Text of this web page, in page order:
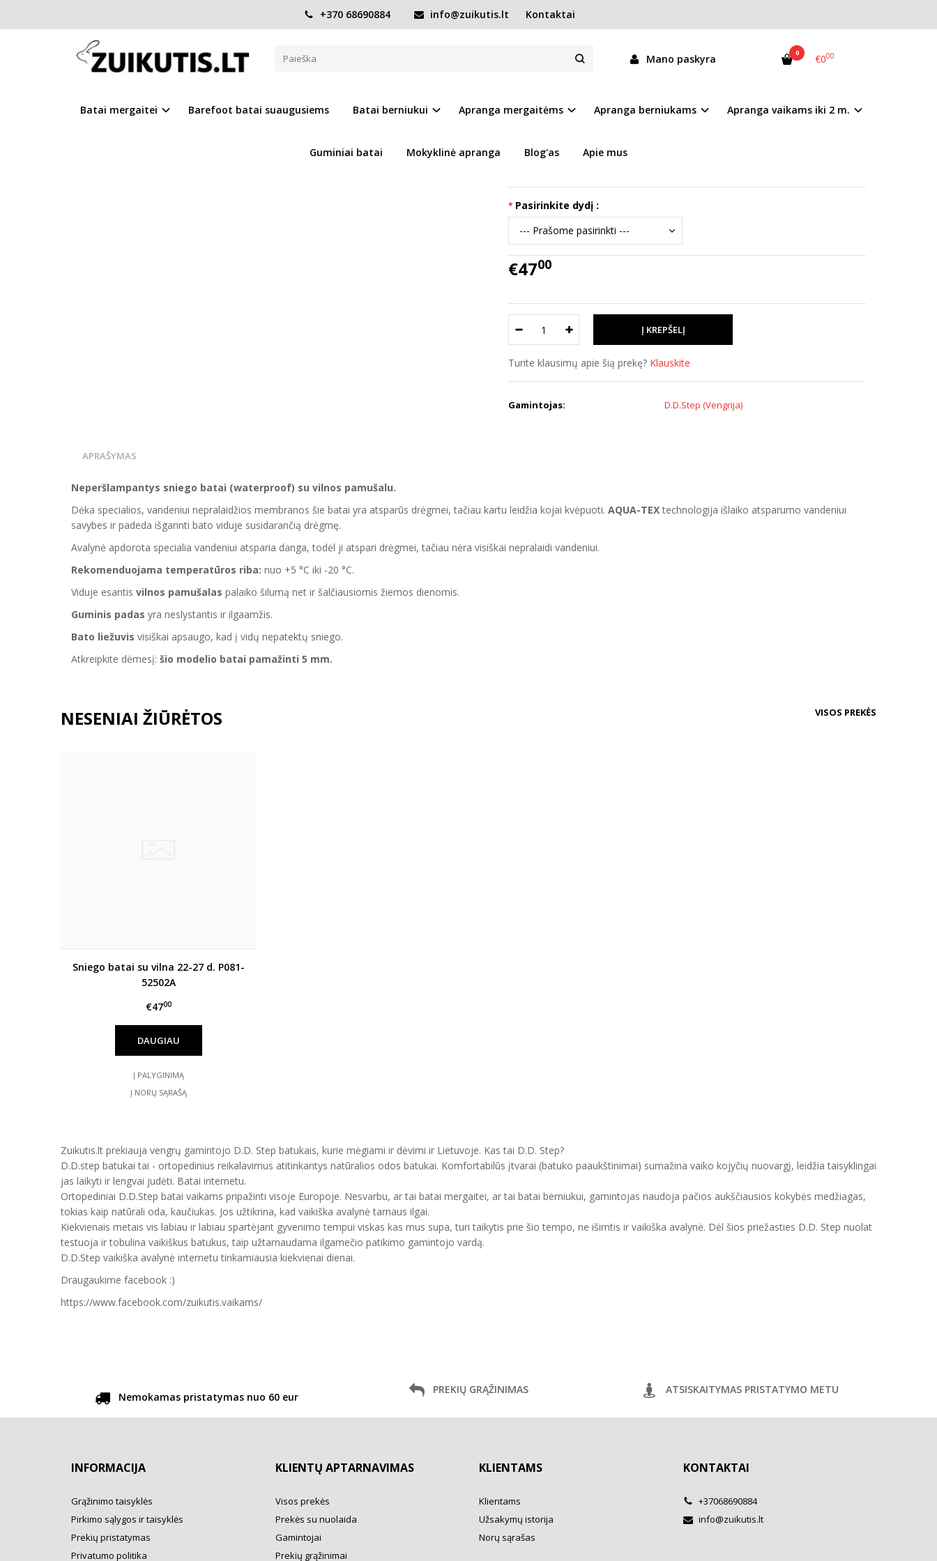
+370 68690884 info@zuikutis.lt Kontaktai
Mano paskyra 0 €000
Batai mergaitei Barefoot batai suaugusiems Batai berniukui Apranga mergaitėms Apranga berniukams Apranga vaikams iki 2 m.
Guminiai batai Mokyklinė apranga Blog'as Apie mus
Pagrindinis D.D.Step batai berniukams Sniego batai su vilna 22-27 d. P081-52502A
SNIEGO BATAI SU VILNA 22-27 D. P081-52502A
Į PALYGINIMĄ Į NORŲ SĄRAŠĄ
Prekės kodas:
15221-P081-52502A
Šio modelio batai pamažinti 5 mm.
Pasirinkite dydį :
€4700
Turite klausimų apie šią prekę? Klauskite
Gamintojas: D.D.Step (Vengrija)
APRAŠYMAS
Neperšlampantys sniego batai (waterproof) su vilnos pamušalu.
Dėka specialios, vandeniui nepralaidžios membranos šie batai yra atsparūs drėgmei, tačiau kartu leidžia kojai kvėpuoti. AQUA-TEXtechnologija išlaiko atsparumo vandeniui
savybes ir padeda išgarinti bato viduje susidarančią drėgmę.
Avalynė apdorota specialia vandeniui atsparia danga, todėl ji atspari drėgmei, tačiau nėra visiškai nepralaidi vandeniui.
Rekomenduojama temperatūros riba: nuo +5 °C iki -20 °C.
Viduje esantis vilnos pamušalas palaiko šilumą net ir šalčiausiomis žiemos dienomis.
Guminis padas yra neslystantis ir ilgaamžis.
Bato liežuvis visiškai apsaugo, kad į vidų nepatektų sniego.
Atkreipkite dėmesį: šio modelio batai pamažinti 5 mm.
NESENIAI ŽIŪRĖTOS VISOS PREKĖS
Sniego batai su vilna 22-27 d. P081-
52502A
€4700
DAUGIAU
Į PALYGINIMĄ
Į NORŲ SĄRAŠĄ
Zuikutis.lt prekiauja vengrų gamintojo D.D. Step batukais, kurie mėgiami ir dėvimi ir Lietuvoje. Kas tai D.D. Step?
D.D.step batukai tai - ortopedinius reikalavimus atitinkantys natūralios odos batukai. Komfortabilūs įtvarai (batuko paaukštinimai) sumažina vaiko kojyčių nuovargį, leidžia taisyklingai
jas laikyti ir lengvai judėti. Batai internetu.
Ortopediniai D.D.Step batai vaikams pripažinti visoje Europoje. Nesvarbu, ar tai batai mergaitei, ar tai batai berniukui, gamintojas naudoja pačios aukščiausios kokybės medžiagas,
tokias kaip natūrali oda, kaučiukas. Jos užtikrina, kad vaikiška avalynė tarnaus ilgai.
Kiekvienais metais vis labiau ir labiau spartėjant gyvenimo tempui viskas kas mus supa, turi taikytis prie šio tempo, ne išimtis ir vaikiška avalynė. Dėl šios priežasties D.D. Step nuolat
testuoja ir tobulina vaikiškus batukus, taip užtarnaudama ilgamečio patikimo gamintojo vardą.
D.D.Step vaikiška avalynė internetu tinkamiausia kiekvienai dienai.
Draugaukime facebook :)
https://www.facebook.com/zuikutis.vaikams/
Nemokamas pristatymas nuo 60 eur
PREKIŲ GRĄŽINIMAS ATSISKAITYMAS PRISTATYMO METU
INFORMACIJA
Grąžinimo taisyklės
Pirkimo sąlygos ir taisyklės
Prekių pristatymas
Privatumo politika
KLIENTŲ APTARNAVIMAS
Visos prekės
Prekės su nuolaida
Gamintojai
Prekių grąžinimai
KLIENTAMS
Klientams
Užsakymų istorija
Norų sąrašas
KONTAKTAI
+37068690884
info@zuikutis.lt